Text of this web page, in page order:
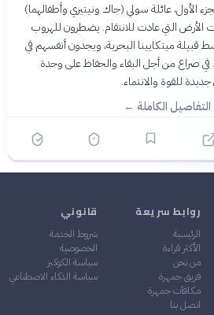
الأول، عائلة سولي (جاك ونيتيري وأطفالهما)
الأرض التي عادت للانتقام. يضطرون للهروب
قبيلة ميتكايينا البحرية، ويجدون أنفسهم في
صراع من أجل البقاء والحفاظ على وحدة
للقوة والانتماء.
التفاصيل الكاملة ←
روابط سريعة
الرئيسية
الأكثر قراءة
من نحن
فريق جمهرة
مكافآت جمهرة
اتصل بنا
قانوني
شروط الخدمة
الخصوصية
سياسة الكوكيز
سياسة الذكاء الاصطناعي